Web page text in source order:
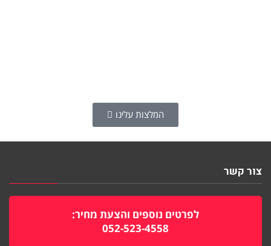
המלצות עלינו
צור קשר
לפרטים נוספים והצעת מחיר:
052-523-4558